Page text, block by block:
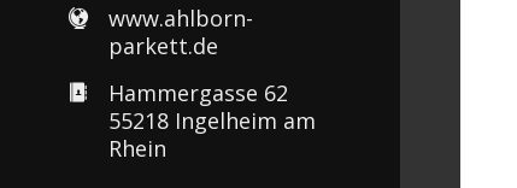
www.ahlborn-
parkett.de
Hammergasse 62
55218 Ingelheim am
Rhein